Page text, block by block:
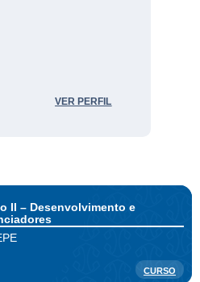
VER PERFIL
II – Desenvolvimento e
CURSO